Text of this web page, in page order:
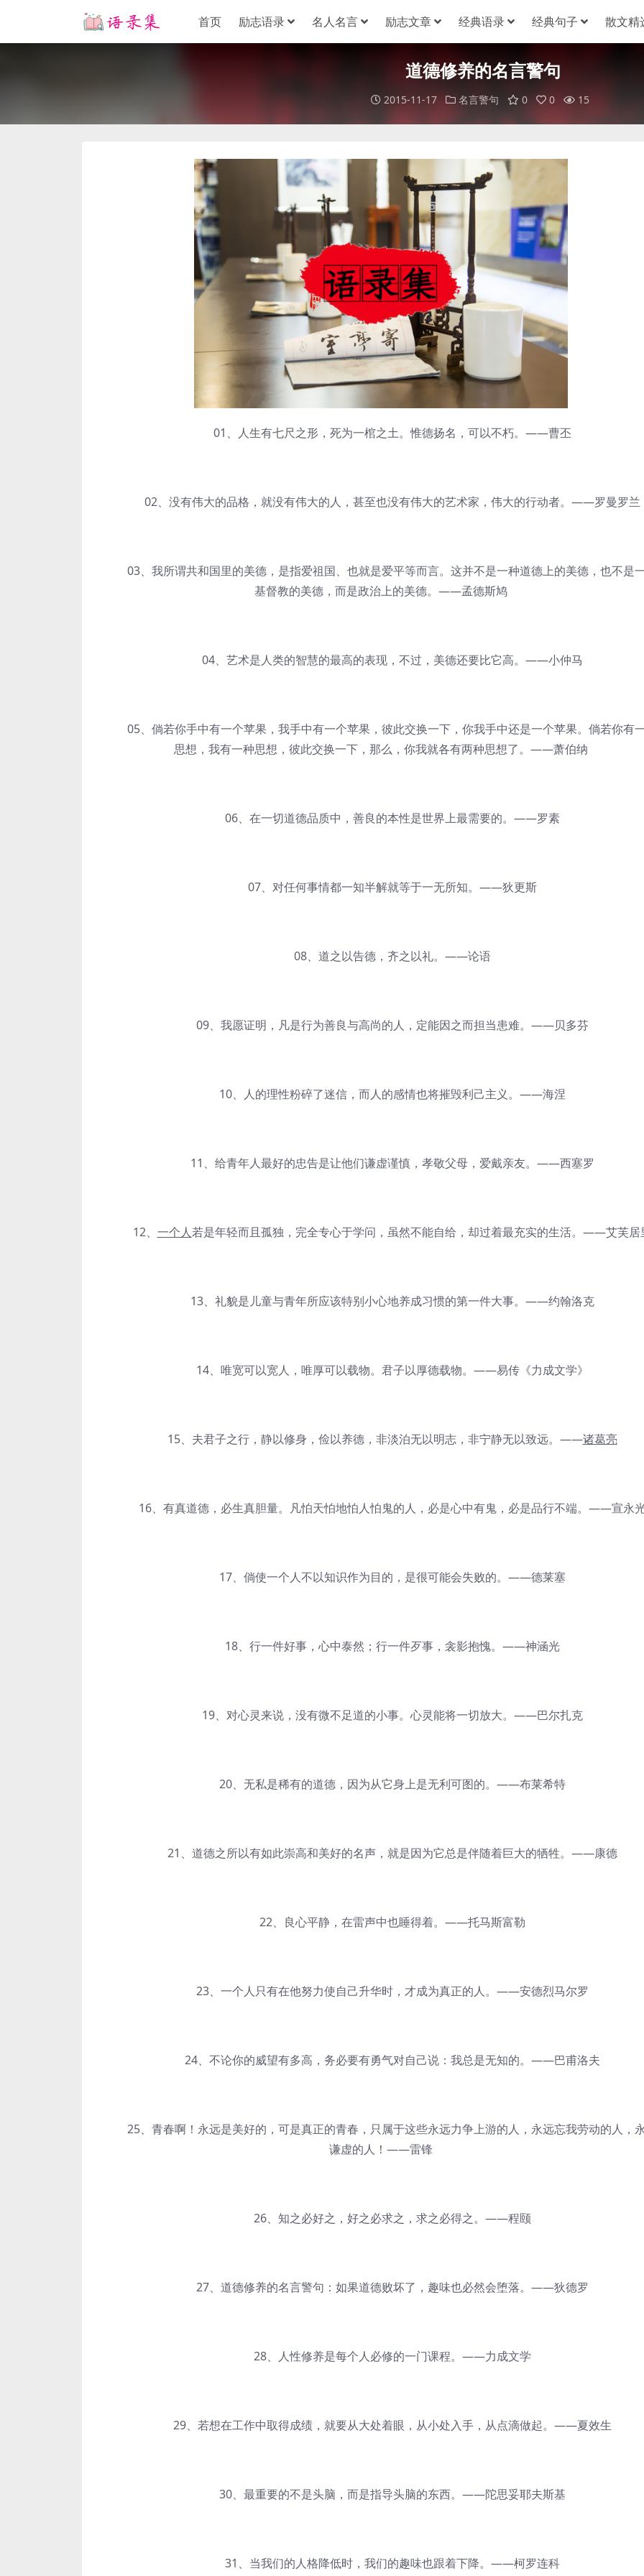
首页 励志语录 名人名言 励志文章 经典语录 经典句子 散文精
道德修养的名言警句
2015-11-17 名言警句 0 0 15
01、人生有七尺之形，死为一棺之土。惟德扬名，可以不朽。——曹丕
02、没有伟大的品格，就没有伟大的人，甚至也没有伟大的艺术家，伟大的行动者。——罗曼罗兰
03、我所谓共和国里的美德，是指爱祖国、也就是爱平等而言。这并不是一种道德上的美德，也不是
基督教的美德，而是政治上的美德。——孟德斯鸠
04、艺术是人类的智慧的最高的表现，不过，美德还要比它高。——小仲马
05、倘若你手中有一个苹果，我手中有一个苹果，彼此交换一下，你我手中还是一个苹果。倘若你有
思想，我有一种思想，彼此交换一下，那么，你我就各有两种思想了。——萧伯纳
06、在一切道德品质中，善良的本性是世界上最需要的。——罗素
07、对任何事情都一知半解就等于一无所知。——狄更斯
08、道之以告德，齐之以礼。——论语
09、我愿证明，凡是行为善良与高尚的人，定能因之而担当患难。——贝多芬
10、人的理性粉碎了迷信，而人的感情也将摧毁利己主义。——海涅
11、给青年人最好的忠告是让他们谦虚谨慎，孝敬父母，爱戴亲友。——西塞罗
12、 一个人若是年轻而且孤独，完全专心于学问，虽然不能自给，却过着最充实的生活。——艾芙居
13、礼貌是儿童与青年所应该特别小心地养成习惯的第一件大事。——约翰洛克
14、唯宽可以宽人，唯厚可以载物。君子以厚德载物。——易传《力成文学》
15、夫君子之行，静以修身，俭以养德，非淡泊无以明志，非宁静无以致远。——诸葛亮
16、有真道德，必生真胆量。凡怕天怕地怕人怕鬼的人，必是心中有鬼，必是品行不端。——宣永
17、倘使一个人不以知识作为目的，是很可能会失败的。——德莱塞
18、行一件好事，心中泰然；行一件歹事，衾影抱愧。——神涵光
19、对心灵来说，没有微不足道的小事。心灵能将一切放大。——巴尔扎克
20、无私是稀有的道德，因为从它身上是无利可图的。——布莱希特
21、道德之所以有如此崇高和美好的名声，就是因为它总是伴随着巨大的牺牲。——康德
22、良心平静，在雷声中也睡得着。——托马斯富勒
23、一个人只有在他努力使自己升华时，才成为真正的人。——安德烈马尔罗
24、不论你的威望有多高，务必要有勇气对自己说：我总是无知的。——巴甫洛夫
25、青春啊！永远是美好的，可是真正的青春，只属于这些永远力争上游的人，永远忘我劳动的人，
谦虚的人！——雷锋
26、知之必好之，好之必求之，求之必得之。——程颐
27、道德修养的名言警句：如果道德败坏了，趣味也必然会堕落。——狄德罗
28、人性修养是每个人必修的一门课程。——力成文学
29、若想在工作中取得成绩，就要从大处着眼，从小处入手，从点滴做起。——夏效生
30、最重要的不是头脑，而是指导头脑的东西。——陀思妥耶夫斯基
31、当我们的人格降低时，我们的趣味也跟着下降。——柯罗连科